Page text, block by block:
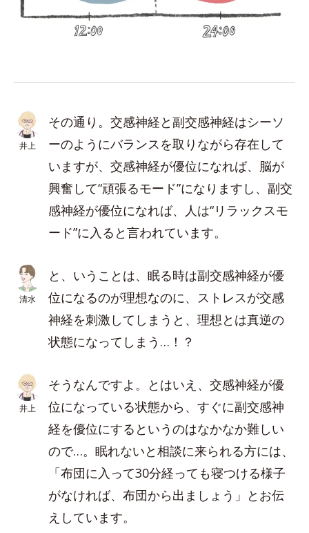
井上
その通り。交感神経と副交感神経はシーソ
ーのようにバランスを取りながら存在して
いますが、交感神経が優位になれば、脳が
興奮して“頑張るモード”になりますし、副交
感神経が優位になれば、人は“リラックスモ
ード”に入ると言われています。
清水
と、いうことは、眠る時は副交感神経が優
位になるのが理想なのに、ストレスが交感
神経を刺激してしまうと、理想とは真逆の
状態になってしまう…！？
井上
そうなんですよ。とはいえ、交感神経が優
位になっている状態から、すぐに副交感神
経を優位にするというのはなかなか難しい
ので…。眠れないと相談に来られる方には、
「布団に入って30分経っても寝つける様子
がなければ、布団から出ましょう」とお伝
えしています。